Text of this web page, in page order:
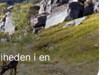
i en